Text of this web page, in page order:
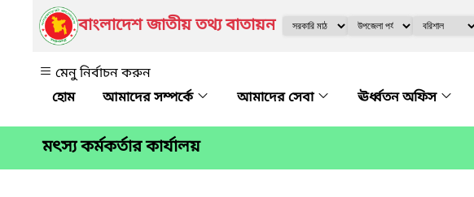
বাংলাদেশ জাতীয় তথ্য বাতায়ন
মেনু নির্বাচন করুন
আমাদের সম্পর্কে
আমাদের সেবা ঊর্ধ্বতন অফিস
মৎস্য কর্মকর্তার কার্যালয়